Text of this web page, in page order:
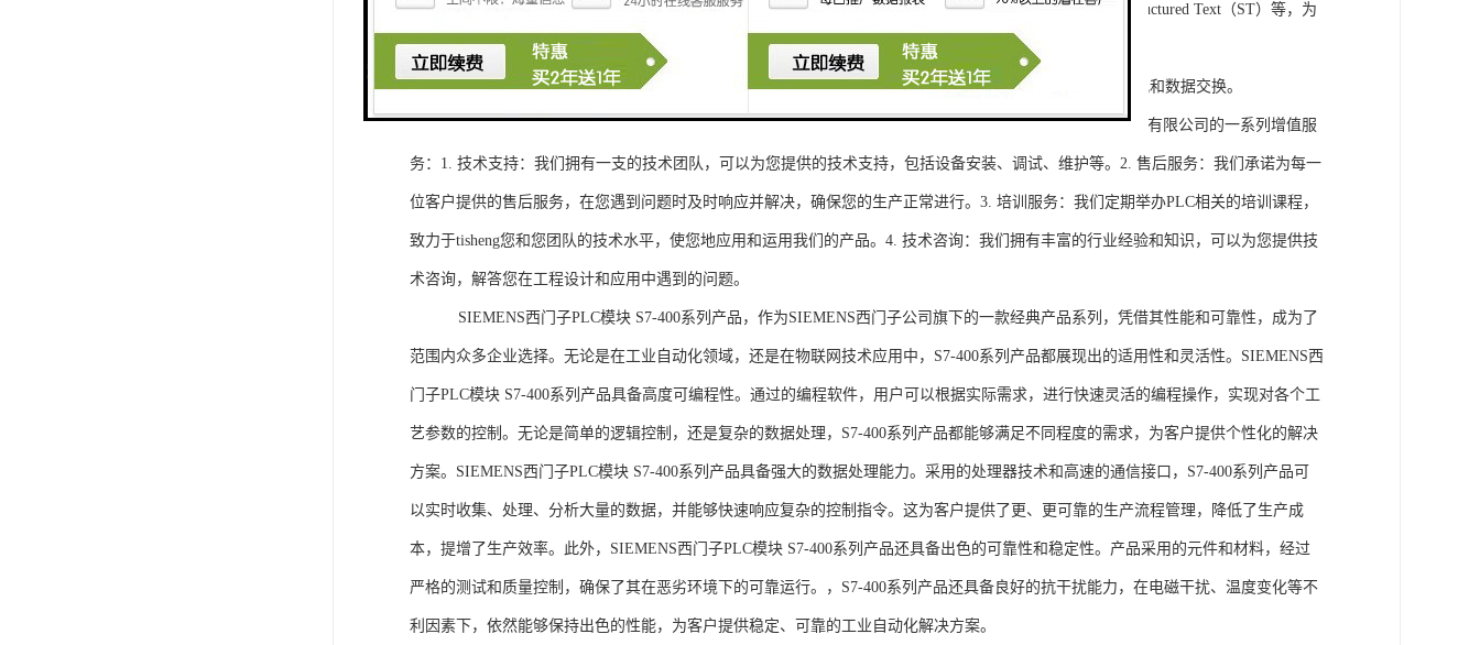
4. 灵活可编程：S7-300系列产品采用TIA Portal开发环境，支持多种编程语言，如Ladder Diagram（LD）、Structured Text（ST）等，为
工程师提供了更多编程选择。
5. 可靠的通讯接口：S7-300系列产品配备丰富的通讯接口，可与其他工控设备无缝集成，实现设备之间的通讯和数据交换。
购买SIEMENS西门子PLC模块S7-300系列产品，不仅获得了可靠的工控设备，还将获得浔之漫智控技术(上海)有限公司的一系列增值服
务：1. 技术支持：我们拥有一支的技术团队，可以为您提供的技术支持，包括设备安装、调试、维护等。2. 售后服务：我们承诺为每一
位客户提供的售后服务，在您遇到问题时及时响应并解决，确保您的生产正常进行。3. 培训服务：我们定期举办PLC相关的培训课程，
致力于tisheng您和您团队的技术水平，使您地应用和运用我们的产品。4. 技术咨询：我们拥有丰富的行业经验和知识，可以为您提供技
术咨询，解答您在工程设计和应用中遇到的问题。
SIEMENS西门子PLC模块 S7-400系列产品，作为SIEMENS西门子公司旗下的一款经典产品系列，凭借其性能和可靠性，成为了
范围内众多企业选择。无论是在工业自动化领域，还是在物联网技术应用中，S7-400系列产品都展现出的适用性和灵活性。SIEMENS西
门子PLC模块 S7-400系列产品具备高度可编程性。通过的编程软件，用户可以根据实际需求，进行快速灵活的编程操作，实现对各个工
艺参数的控制。无论是简单的逻辑控制，还是复杂的数据处理，S7-400系列产品都能够满足不同程度的需求，为客户提供个性化的解决
方案。SIEMENS西门子PLC模块 S7-400系列产品具备强大的数据处理能力。采用的处理器技术和高速的通信接口，S7-400系列产品可
以实时收集、处理、分析大量的数据，并能够快速响应复杂的控制指令。这为客户提供了更、更可靠的生产流程管理，降低了生产成
本，提增了生产效率。此外，SIEMENS西门子PLC模块 S7-400系列产品还具备出色的可靠性和稳定性。产品采用的元件和材料，经过
严格的测试和质量控制，确保了其在恶劣环境下的可靠运行。，S7-400系列产品还具备良好的抗干扰能力，在电磁干扰、温度变化等不
利因素下，依然能够保持出色的性能，为客户提供稳定、可靠的工业自动化解决方案。